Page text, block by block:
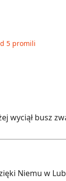
5 promili
wyciął busz
Niemu w